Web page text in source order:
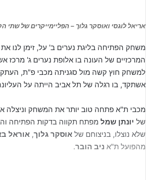
אריאל לוגסי ואוסקר גלוך – הפליימייקרים של שתי
משחק הפתיחה בליגת נערים ב' על, זימן לנו
המרכזיים של העונה בו אלופת נערים ג' מרכז
למשחק חוץ קשה מול סגניתה מכבי פ"ת,
אשתקד, בו רגלה של תל אביב הייתה על העליונה
מכבי ת"א פתחה טוב יותר את המשחק וניצלה
של יונתן שמל מפתח תקווה בדקות הפתיחה
שלא נוצלו, בניצוחם של אוסקר גלוך, אוראל
מהפועל ת"א ניב הובר.